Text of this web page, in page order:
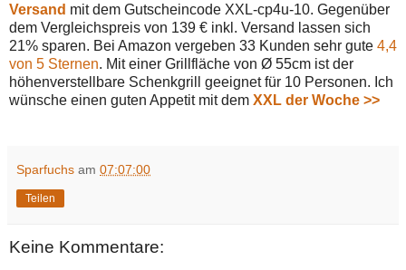
Versand mit dem Gutscheincode XXL-cp4u-10. Gegenüber
dem Vergleichspreis von 139 € inkl. Versand lassen sich
21% sparen. Bei Amazon vergeben 33 Kunden sehr gute 4,4
von 5 Sternen. Mit einer Grillfläche von Ø 55cm ist der
höhenverstellbare Schenkgrill geeignet für 10 Personen. Ich
wünsche einen guten Appetit mit dem XXL der Woche >>
Sparfuchs am 07:07:00
Teilen
Keine Kommentare: